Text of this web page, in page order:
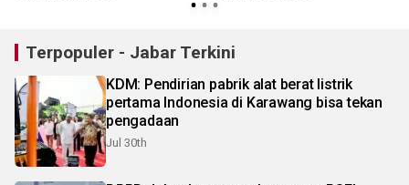
Terpopuler - Jabar Terkini
KDM: Pendirian pabrik alat berat listrik
pertama Indonesia di Karawang bisa tekan
pengadaan
Jul 30th